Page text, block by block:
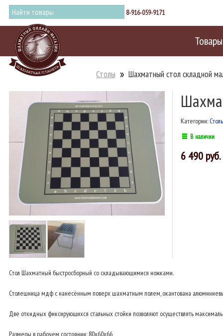
8-916-059-9171
Товары
Столы Шахматный стол складной
Категории:
В наличии
6 490
Стол Шахматный быстросборный со складывающимися ножками.
Столешница мдф с нанесённым поверх шахматным полем, окантована
Две откидных фиксирующихся стальных стойки позволяют осуществлять
Размеры в рабочем состоянии: 80x60x66